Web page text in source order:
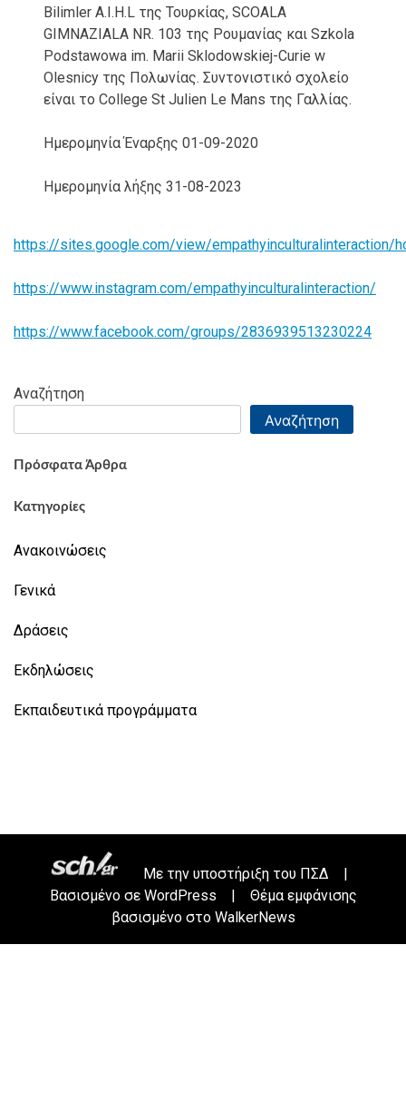
Bilimler A.I.H.L της Τουρκίας, SCOALA
GIMNAZIALA NR. 103 της Ρουμανίας και Szkola
Podstawowa im. Marii Sklodowskiej-Curie w
Olesnicy της Πολωνίας. Συντονιστικό σχολείο
είναι το College St Julien Le Mans της Γαλλίας.
Ημερομηνία Έναρξης 01-09-2020
Ημερομηνία λήξης 31-08-2023
https://sites.google.com/view/empathyinculturalinteraction/
https://www.instagram.com/empathyinculturalinteraction/
https://www.facebook.com/groups/2836939513230224
Αναζήτηση
Αναζήτηση
Πρόσφατα Άρθρα
Κατηγορίες
Ανακοινώσεις
Γενικά
Δράσεις
Εκδηλώσεις
Εκπαιδευτικά προγράμματα
Με την υποστήριξη του ΠΣΔ
|
Βασισμένο σε WordPress |
Θέμα εμφάνισης
βασισμένο στο WalkerNews